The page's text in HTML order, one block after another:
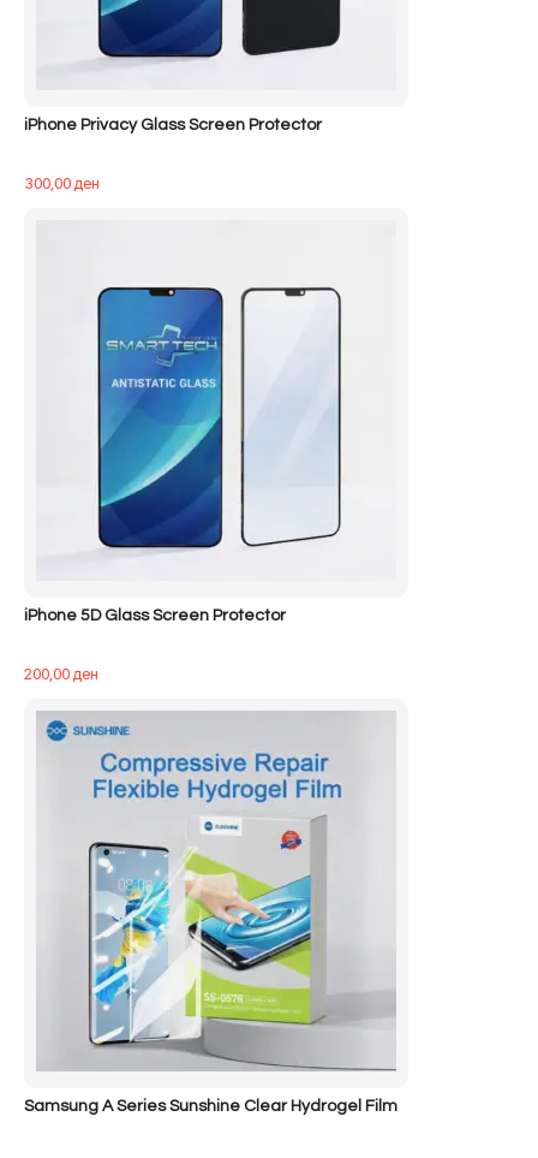
iPhone Privacy Glass Screen Protector
300,00ден
iPhone 5D Glass Screen Protector
200,00ден
Samsung A Series Sunshine Clear Hydrogel Film